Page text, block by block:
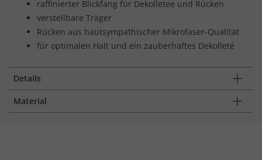
raffinierter Blickfang für Dekolletee und Rücken
verstellbare Träger
Rücken aus hautsympathischer Mikrofaser-Qualität
für optimalen Halt und ein zauberhaftes Dekolleté
Details
Material